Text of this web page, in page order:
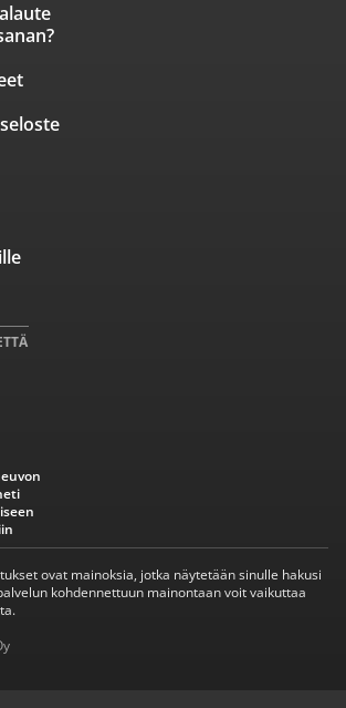
ovat mainoksia, jotka näytetään sinulle hakusi
kohdennettuun mainontaan voit vaikuttaa